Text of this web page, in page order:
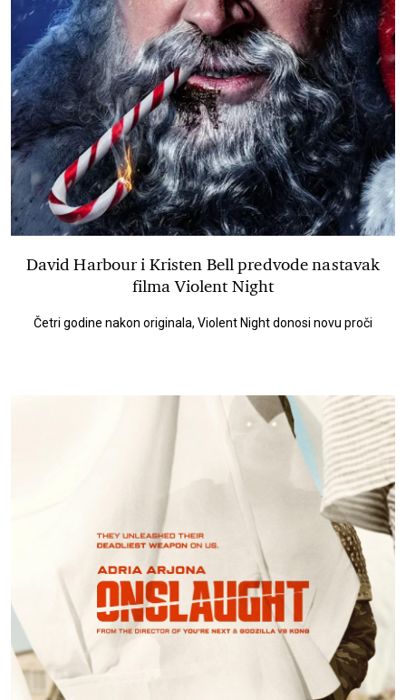
David Harbour i Kristen Bell predvode nastavak
filma Violent Night
Četri godine nakon originala, Violent Night donosi novu proči